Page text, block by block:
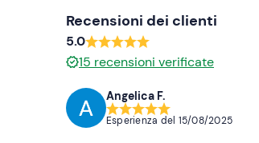
Recensioni dei clienti
5.0
15 recensioni verificate
Angelica F.
Esperienza del 15/08/2025